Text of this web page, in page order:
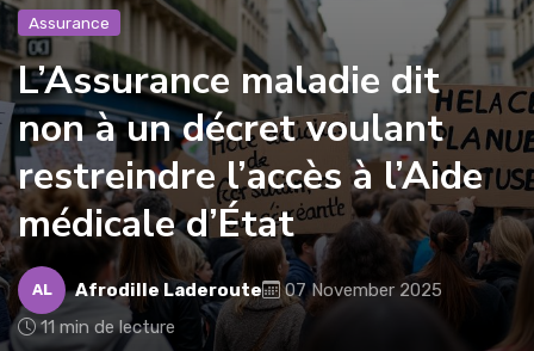
Assurance
L’Assurance maladie dit
non à un décret voulant
restreindre l’accès à l’Aide
médicale d’État
AL Afrodille Laderoute
07 November 2025
11 min de lecture